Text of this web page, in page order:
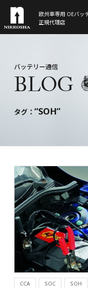
欧州車専用 OEバッ
正規代理店
製品ラインナップ
取扱製品一覧
MOLL
Banner
大型トラック／産業
会社概要
History
バッテリー通信
バッテリー通信
BLOG
タグ： “SOH”
CCA SOC SOH